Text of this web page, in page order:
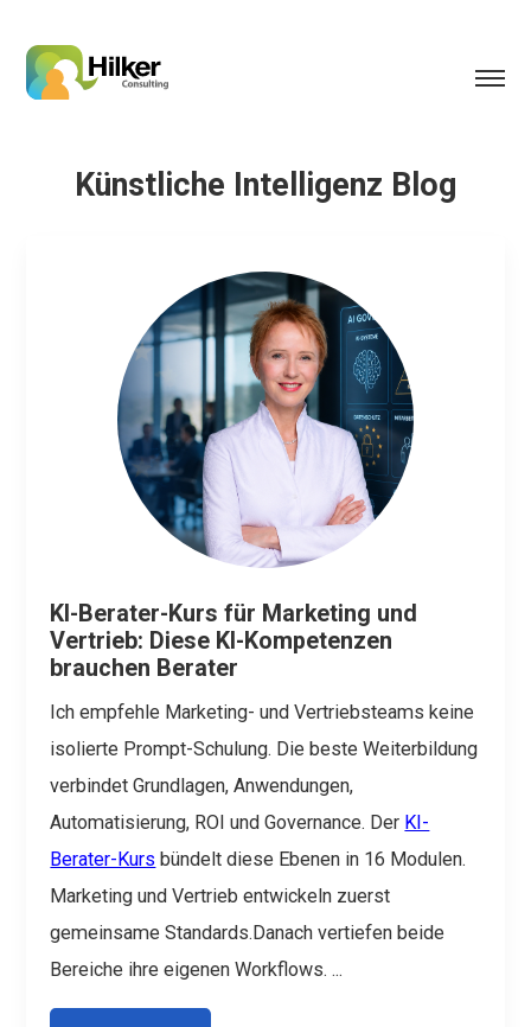
Künstliche Intelligenz Blog
KI-Berater-Kurs für Marketing und
Vertrieb: Diese KI-Kompetenzen
brauchen Berater
Ich empfehle Marketing- und Vertriebsteams keine
isolierte Prompt-Schulung. Die beste Weiterbildung
verbindet Grundlagen, Anwendungen,
Automatisierung, ROI und Governance. Der KI-
Berater-Kurs bündelt diese Ebenen in 16 Modulen.
Marketing und Vertrieb entwickeln zuerst
gemeinsame Standards.Danach vertiefen beide
Bereiche ihre eigenen Workflows. ...